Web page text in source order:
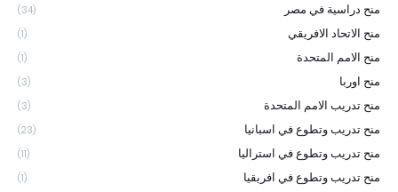
منح دراسية في مصر (34)
منح الاتحاد الافريقي (1)
منح الامم المتحدة (1)
منح اوربا (3)
منح تدريب الامم المتحدة (3)
منح تدريب وتطوع في اسبانيا (23)
منح تدريب وتطوع في استراليا (11)
منح تدريب وتطوع في افريقيا (1)